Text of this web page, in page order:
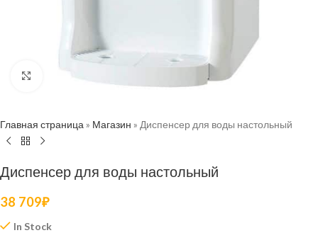
Главная страница » Магазин » Диспенсер для воды настольный
Диспенсер для воды настольный
38 709₽
In Stock